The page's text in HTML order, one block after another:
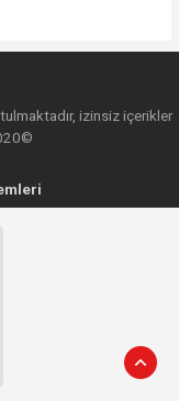
izinsiz içerikler